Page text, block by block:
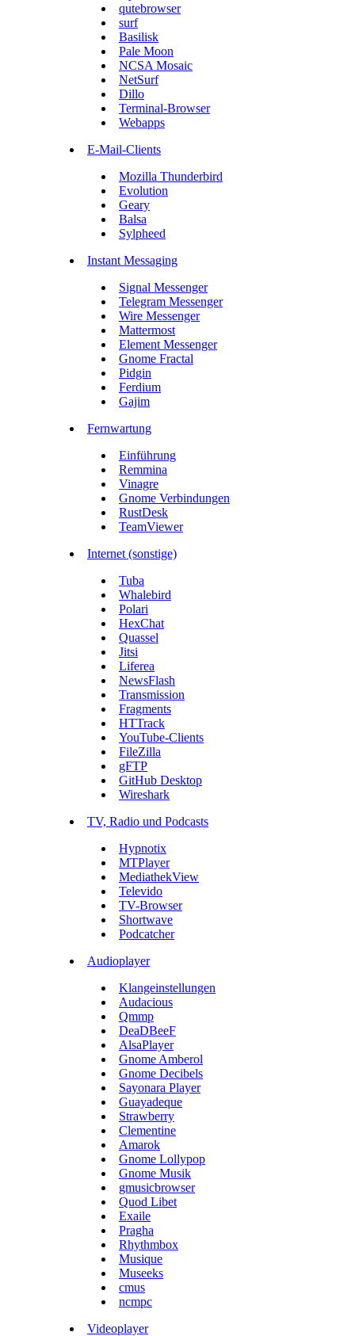
qutebrowser
surf
Basilisk
Pale Moon
NCSA Mosaic
NetSurf
Dillo
Terminal-Browser
Webapps
E-Mail-Clients
Mozilla Thunderbird
Evolution
Geary
Balsa
Sylpheed
Instant Messaging
Signal Messenger
Telegram Messenger
Wire Messenger
Mattermost
Element Messenger
Gnome Fractal
Pidgin
Ferdium
Gajim
Fernwartung
Einführung
Remmina
Vinagre
Gnome Verbindungen
RustDesk
TeamViewer
Internet (sonstige)
Tuba
Whalebird
Polari
HexChat
Quassel
Jitsi
Liferea
NewsFlash
Transmission
Fragments
HTTrack
YouTube-Clients
FileZilla
gFTP
GitHub Desktop
Wireshark
TV, Radio und Podcasts
Hypnotix
MTPlayer
MediathekView
Televido
TV-Browser
Shortwave
Podcatcher
Audioplayer
Klangeinstellungen
Audacious
Qmmp
DeaDBeeF
AlsaPlayer
Gnome Amberol
Gnome Decibels
Sayonara Player
Guayadeque
Strawberry
Clementine
Amarok
Gnome Lollypop
Gnome Musik
gmusicbrowser
Quod Libet
Exaile
Pragha
Rhythmbox
Musique
Museeks
cmus
ncmpc
Videoplayer